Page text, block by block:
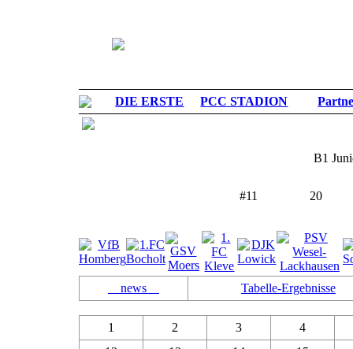
DIE ERSTE PCC STADION
B1
news Tabelle-Ergebnisse
1 2 3
4
20
#11